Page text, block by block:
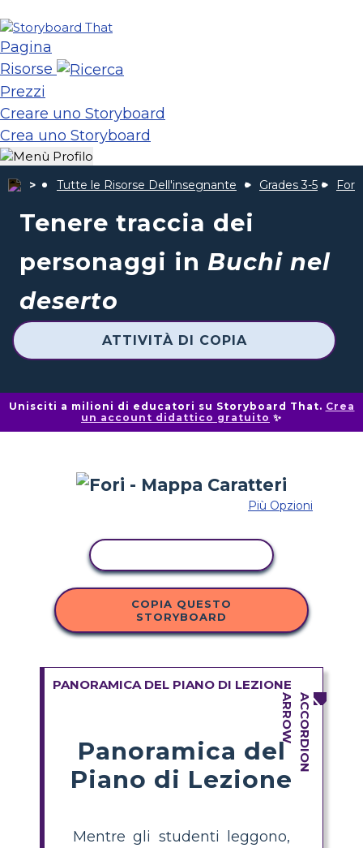
Pagina
Risorse
Prezzi
Creare uno Storyboard
Crea uno Storyboard
Tutte le Risorse Dell'insegnante Grades 3-5 Fori
Tenere traccia dei
personaggi in Buchi nel
deserto
ATTIVITÀ DI COPIA
Unisciti a milioni di educatori su Storyboard That. Crea
un account didattico gratuito ✨
Più Opzioni
COPIA QUESTO
STORYBOARD
PANORAMICA DEL PIANO DI LEZIONE
Panoramica del
Piano di Lezione
Mentre gli studenti leggono,